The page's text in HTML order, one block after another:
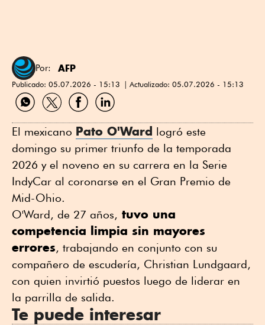
Por: AFP
Publicado: 05.07.2026 - 15:13 Actualizado: 05.07.2026 - 15:13
Compartir
por
Compartir
por
Compartir
por
Compartir
por
El mexicano Pato O'Ward logró este
domingo su primer triunfo de la temporada
2026 y el noveno en su carrera en la Serie
IndyCar al coronarse en el Gran Premio de
Mid-Ohio.
O'Ward, de 27 años, tuvo una
competencia limpia sin mayores
errores, trabajando en conjunto con su
compañero de escudería, Christian Lundgaard,
con quien invirtió puestos luego de liderar en
la parrilla de salida.
Te puede interesar